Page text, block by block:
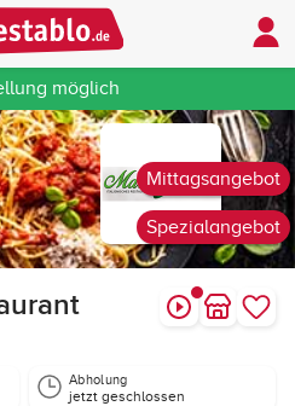
möglich
Spezialangebot
Mittagsangebot
Abholung
jetzt geschlossen